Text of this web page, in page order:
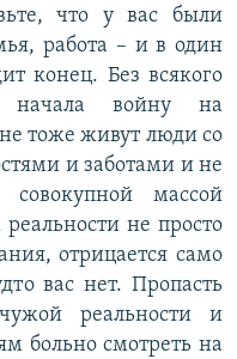
что у вас были
работа – и в один
конец. Без всякого
начала войну на
тоже живут люди со
и заботами и не
массой
не просто
отрицается само
вас нет. Пропасть
реальности и
больно смотреть на